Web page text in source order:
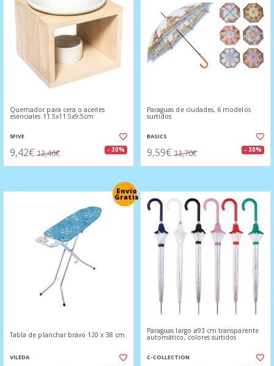
Quemador para cera o aceites
esenciales 11.5x11.5x9.5cm
5FIVE
9,42€ 13,46€ - 30%
Paraguas de ciudades, 6 modelos
surtidos
BASICS
9,59€ 13,70€ - 30%
Envío
Gratis
Tabla de planchar bravo 120 x 38 cm
VILEDA
Paraguas largo ø93 cm transparente
automático, colores surtidos
C-COLLECTION